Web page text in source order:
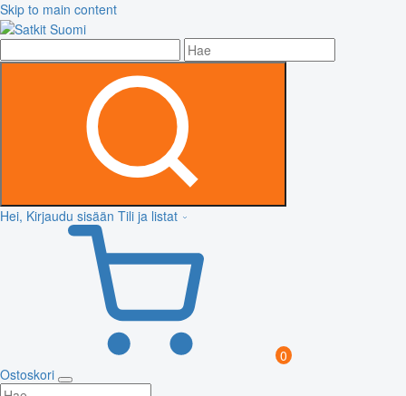
Skip to main content
Hei, Kirjaudu sisään Tili ja listat
0
Ostoskori